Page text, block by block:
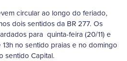
circular ao longo do feriado,
dois sentidos da BR 277. Os
para quinta-feira (20/11) e
no sentido praias e no domingo
sentido Capital.